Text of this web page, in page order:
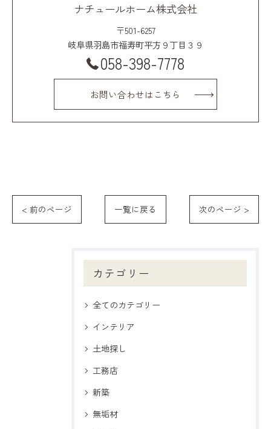
ナチュールホーム株式会社
〒501-6257
岐阜県羽島市福寿町平方９丁目３９
058-398-7778
お問い合わせはこちら
< 前のページ 一覧に戻る 次のページ >
カテゴリー
全てのカテゴリー
インテリア
土地探し
工務店
新築
無垢材